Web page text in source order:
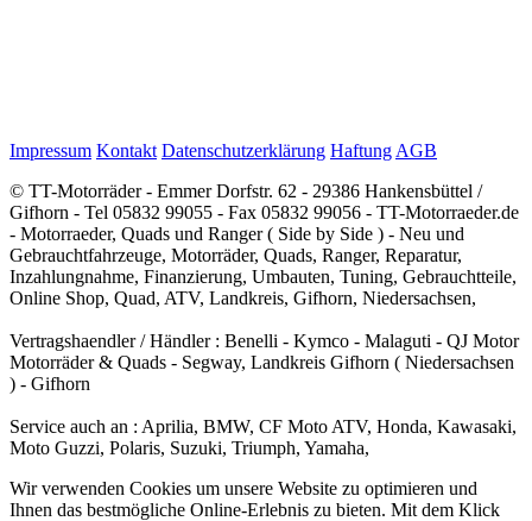
Impressum Kontakt Datenschutzerklärung Haftung AGB
© TT-Motorräder - Emmer Dorfstr. 62 - 29386 Hankensbüttel /
Gifhorn - Tel 05832 99055 - Fax 05832 99056 - TT-Motorraeder.de
- Motorraeder, Quads und Ranger ( Side by Side ) - Neu und
Gebrauchtfahrzeuge, Motorräder, Quads, Ranger, Reparatur,
Inzahlungnahme, Finanzierung, Umbauten, Tuning, Gebrauchtteile,
Online Shop, Quad, ATV, Landkreis, Gifhorn, Niedersachsen,
Vertragshaendler / Händler : Benelli - Kymco - Malaguti - QJ Motor
Motorräder & Quads - Segway, Landkreis Gifhorn ( Niedersachsen
) - Gifhorn
Service auch an : Aprilia, BMW, CF Moto ATV, Honda, Kawasaki,
Moto Guzzi, Polaris, Suzuki, Triumph, Yamaha,
Wir verwenden Cookies um unsere Website zu optimieren und
Ihnen das bestmögliche Online-Erlebnis zu bieten. Mit dem Klick